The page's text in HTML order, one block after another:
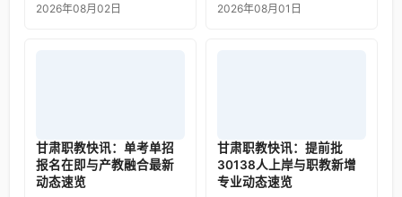
2026年08月02日 2026年08月01日
甘肃职教快讯：单考单招
报名在即与产教融合最新
动态速览
甘肃职教快讯：提前批
30138人上岸与职教新增
专业动态速览